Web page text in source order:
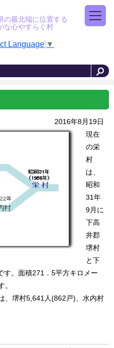
の最北端に位置する
な心やすらぐ村
Language ▼
2016年8月19日
現在
の栄
村
は、
昭和
31年
9月に
下高
井郡
堺村
と下
す。面積271．5平方キロメー
。
、堺村5,641人(862戸)、水内村